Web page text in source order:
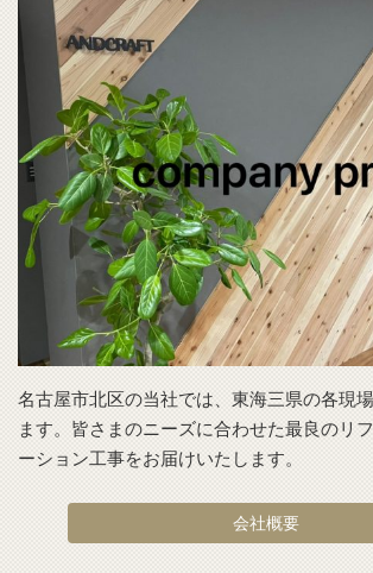
名古屋市北区の当社では、東海三県の各現
ます。皆さまのニーズに合わせた最良のリ
ーション工事をお届けいたします。
会社概要